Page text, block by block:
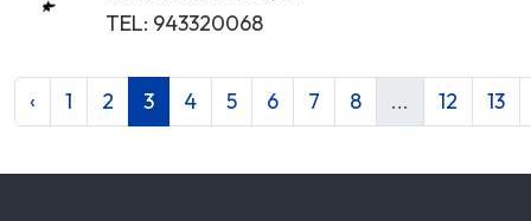
TEL: 943320068
‹ 1 2 3 4 5 6 7 8 ... 12 13